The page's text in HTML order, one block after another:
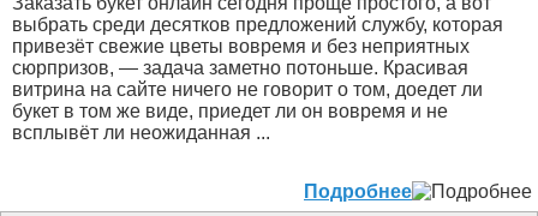
выбрать среди десятков предложений службу, которая
привезёт свежие цветы вовремя и без неприятных
сюрпризов, — задача заметно потоньше. Красивая
витрина на сайте ничего не говорит о том, доедет ли
букет в том же виде, приедет ли он вовремя и не
всплывёт ли неожиданная ...
Подробнее